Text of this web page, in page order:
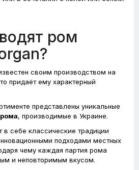
ром
своим производством на
придаёт ему характерный
представлены уникальные
, производимые в Украине.
в себе классические традиции
подходами местных
чему каждая партия рома
и неповторимым вкусом.